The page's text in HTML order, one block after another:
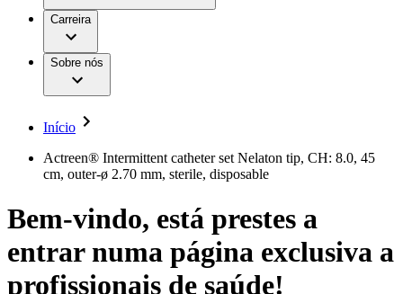
Aesculap Academy
Contentores Estéreis
Motores Cirúrgicos
Nutrição Clínica
Oncologia
Prevenção e Controlo de Infeções
Retenção Urinária e Urologia
Suturas e Especialidades Cirúrgicas
Patologias e Cuidados
Serviços
Trabalhar na B. Braun
Oportunidades de emprego
A nossa cultura
Centro de Inovação
Responsabilidade
Acesso aos Cuidados de Saúde
Media
Comunicados de Imprensa
Contactos
Formulário de Contacto
Carreira
Sobre nós
Início
Actreen® Intermittent catheter set Nelaton tip, CH: 8.0, 45
cm, outer-ø 2.70 mm, sterile, disposable
Bem-vindo, está prestes a
entrar numa página exclusiva a
profissionais de saúde!